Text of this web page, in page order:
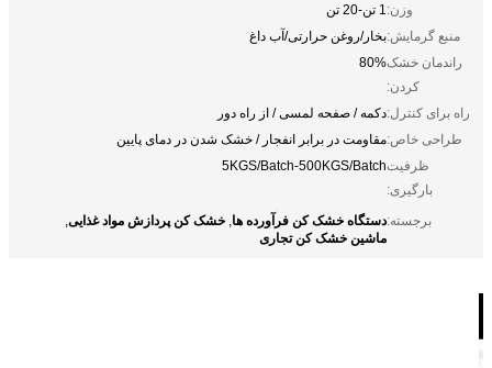
وزن:1 تن-20 تن
منبع گرمایش:بخار/روغن حرارتی/آب داغ
راندمان خشک
کردن:
80%
راه برای کنترل:دکمه / صفحه لمسی / از راه دور
طراحی خاص:مقاومت در برابر انفجار / خشک شدن در دمای پایین
ظرفیت
بارگیری:
5KGS/Batch-500KGS/Batch
برجسته:دستگاه خشک کن فرآورده ها, خشک کن پردازش مواد غذایی,
ماشین خشک کن تجاری